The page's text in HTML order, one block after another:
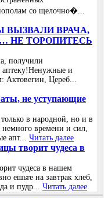
со щелочно�...
ВЫЗВАЛИ ВРАЧА,
НЕ ТОРОПИТЕСЬ
получили
аптеку!Ненужные и
Актовегин, Цереб...
не уступающие
в народной, но и в
времени и сил,
апт... Читать далее
творит чудеса в
чудеса в нашем
ешьте на завтрак хлеб,
и пудр... Читать далее